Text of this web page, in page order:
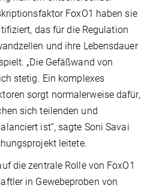
FoxO1 haben sie
das für die Regulation
und ihre Lebensdauer
„Die Gefäßwand von
stetig. Ein komplexes
sorgt normalerweise dafür,
sich teilenden und
ist“, sagte Soni Savai
leitete.
die zentrale Rolle von FoxO1
in Gewebeproben von